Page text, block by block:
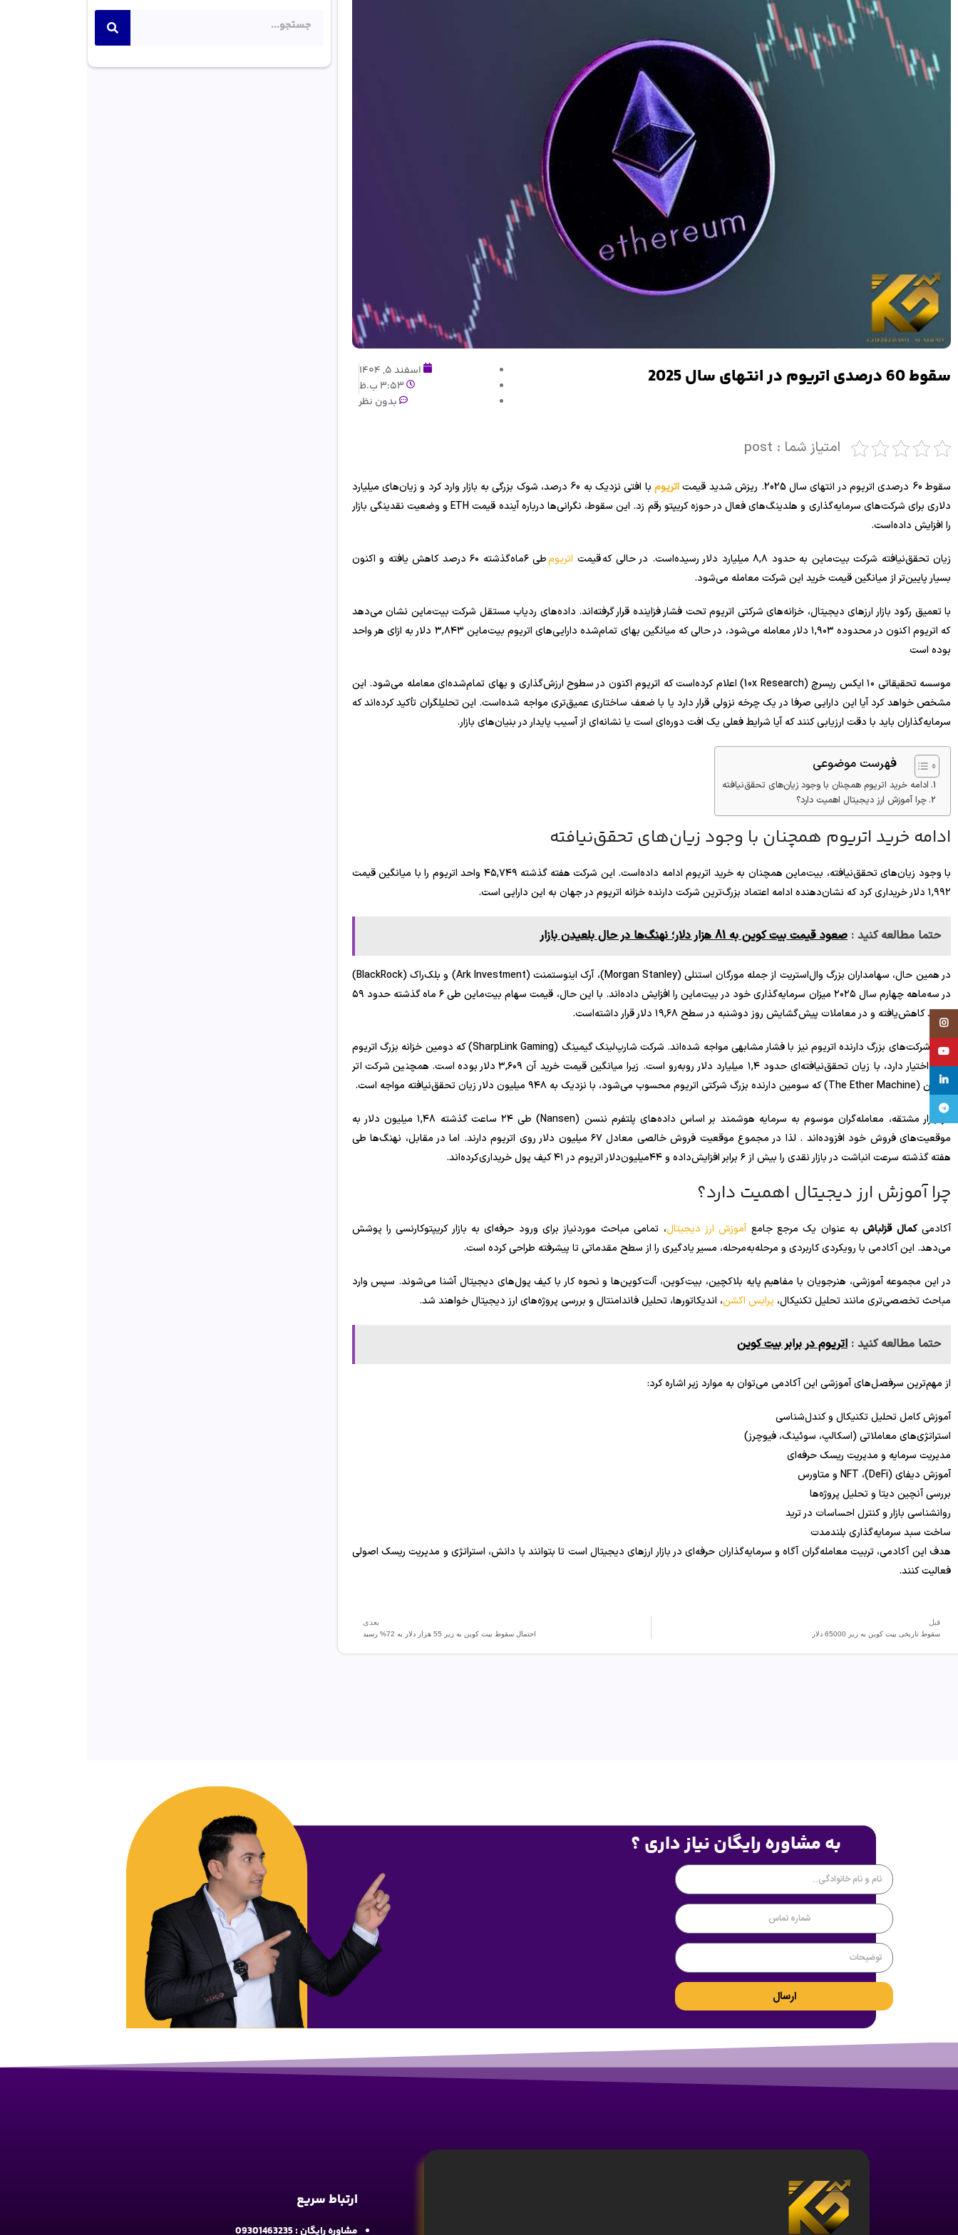
سقوط 60 درصدی اتریوم در انتهای سال 2025
اسفند 5, 1404
3:53 ب.ظ
بدون نظر
امتیاز شما : post
سقوط 60 درصدی اتریوم در انتهای سال 2025. ریزش شدید قیمت اتریوم
با افتی نزدیک به 60 درصد، شوک بزرگی به بازار وارد کرد و زیان‌های میلیارد
دلاری برای شرکت‌های سرمایه‌گذاری و هلدینگ‌های فعال در حوزه کریپتو رقم زد. این سقوط، نگرانی‌ها درباره آینده قیمت ETH و وضعیت نقدینگی بازار
را افزایش داده‌است.
زیان تحقق‌نیافته شرکت بیت‌ماین به حدود ۸,۸ میلیارد دلار رسیده‌است. در حالی که قیمت اتریوم
طی ۶ماه‌گذشته ۶۰ درصد کاهش یافته و اکنون
بسیار پایین‌تر از میانگین قیمت خرید این شرکت معامله می‌شود.
با تعمیق رکود بازار ارزهای دیجیتال، خزانه‌های شرکتی اتریوم تحت فشار فزاینده قرار گرفته‌اند. داده‌های ردیاب مستقل شرکت بیت‌ماین‌ نشان می‌دهد
که اتریوم اکنون در محدوده ۱,۹۰۳ دلار معامله می‌شود، در حالی که میانگین بهای تمام‌شده دارایی‌های اتریوم بیت‌ماین ۳,۸۴۳ دلار به ازای هر واحد
بوده است
موسسه تحقیقاتی ۱۰ ایکس ریسرچ (10x Research) اعلام کرده‌است که اتریوم اکنون در سطوح ارزش‌گذاری و بهای تمام‌شده‌ای معامله می‌شود. این
مشخص خواهد کرد آیا این دارایی صرفا در یک چرخه نزولی قرار دارد یا با ضعف ساختاری عمیق‌تری مواجه شده‌است. این تحلیلگران تأکید کرده‌اند که
سرمایه‌گذاران باید با دقت ارزیابی کنند که آیا شرایط فعلی یک افت دوره‌ای است یا نشانه‌ای از آسیب پایدار در بنیان‌های بازار.
فهرست موضوعی
ادامه خرید اتریوم همچنان با وجود زیان‌های تحقق‌نیافته
چرا آموزش ارز دیجیتال اهمیت دارد؟
ادامه خرید اتریوم همچنان با وجود زیان‌های تحقق‌نیافته
با وجود زیان‌های تحقق‌نیافته، بیت‌ماین همچنان به خرید اتریوم ادامه داده‌است. این شرکت هفته گذشته ۴۵,۷۴۹ واحد اتریوم را با میانگین قیمت
۱,۹۹۲ دلار خریداری کرد که نشان‌دهنده ادامه اعتماد بزرگ‌ترین شرکت دارنده خزانه اتریوم در جهان به این دارایی است.
حتما مطالعه کنید : صعود قیمت بیت‌ کوین به 81 هزار دلار؛ نهنگ‌ها در حال بلعیدن بازار
در همین حال، سهامداران بزرگ وال‌استریت از جمله مورگان استنلی (Morgan Stanley)، آرک اینوستمنت (Ark Investment) و بلک‌راک (BlackRock)
در سه‌ماهه چهارم سال ۲۰۲۵ میزان سرمایه‌گذاری خود در بیت‌ماین را افزایش داده‌اند. با این حال، قیمت سهام بیت‌ماین طی ۶ ماه گذشته حدود ۵۹
درصد کاهش‌یافته و در معاملات پیش‌گشایش روز دوشنبه در سطح ۱۹,۶۸ دلار قرار داشته‌است.
سایر شرکت‌های بزرگ دارنده اتریوم نیز با فشار مشابهی مواجه شده‌اند. شرکت شارپ‌لینک گیمینگ (SharpLink Gaming) که دومین خزانه بزرگ اتریوم
را در اختیار دارد، با زیان تحقق‌نیافته‌ای حدود ۱,۴ میلیارد دلار روبه‌رو است. زیرا میانگین قیمت خرید آن ۳,۶۰۹ دلار بوده است. همچنین شرکت اتر
ماشین (The Ether Machine) که سومین دارنده بزرگ شرکتی اتریوم محسوب می‌شود، با نزدیک به ۹۴۸ میلیون دلار زیان تحقق‌نیافته مواجه است.
در بازار مشتقه، معامله‌گران موسوم به سرمایه هوشمند بر اساس داده‌های پلتفرم ننسن (Nansen) طی ۲۴ ساعت گذشته ۱,۴۸ میلیون دلار به
موقعیت‌های فروش خود افزوده‌اند . لذا در مجموع موقعیت فروش خالصی معادل ۶۷ میلیون دلار روی اتریوم دارند. اما در مقابل، نهنگ‌ها طی
هفته گذشته سرعت انباشت در بازار نقدی را بیش از ۶ برابر افزایش‌داده و ۴۴‌میلیون‌دلار اتریوم در ۴۱ کیف پول خریداری‌کرده‌اند.
چرا آموزش ارز دیجیتال اهمیت دارد؟
آکادمیکمال قزلباشبه عنوان یک مرجع جامع آموزش ارز دیجیتال، تمامی مباحث موردنیاز برای ورود حرفه‌ای به بازار کریپتوکارنسی را پوشش
می‌دهد. این آکادمی با رویکردی کاربردی و مرحله‌به‌مرحله، مسیر یادگیری را از سطح مقدماتی تا پیشرفته طراحی کرده است.
در این مجموعه آموزشی، هنرجویان با مفاهیم پایه بلاکچین، بیت‌کوین، آلت‌کوین‌ها و نحوه کار با کیف پول‌های دیجیتال آشنا می‌شوند. سپس وارد
مباحث تخصصی‌تری مانند تحلیل تکنیکال، پرایس اکشن، اندیکاتورها، تحلیل فاندامنتال و بررسی پروژه‌های ارز دیجیتال خواهند شد.
حتما مطالعه کنید : اتریوم در برابر بیت کوین
از مهم‌ترین سرفصل‌های آموزشی این آکادمی می‌توان به موارد زیر اشاره کرد:
آموزش کامل تحلیل تکنیکال و کندل‌شناسی
استراتژی‌های معاملاتی (اسکالپ، سوئینگ، فیوچرز)
مدیریت سرمایه و مدیریت ریسک حرفه‌ای
آموزش دیفای (DeFi)، NFT و متاورس
بررسی آنچین دیتا و تحلیل پروژه‌ها
روانشناسی بازار و کنترل احساسات در ترید
ساخت سبد سرمایه‌گذاری بلندمدت
هدف این آکادمی، تربیت معامله‌گران آگاه و سرمایه‌گذاران حرفه‌ای در بازار ارزهای دیجیتال است تا بتوانند با دانش، استراتژی و مدیریت ریسک اصولی
فعالیت کنند.
قبل
سقوط تاریخی بیت کوین به زیر 65000 دلار
بعدی
احتمال سقوط بیت‌ کوین به زیر 55 هزار دلار به 72% رسید
به مشاوره رایگان نیاز داری ؟
ارسال
ارتباط سریع
مشاوره رایگان : 09301463235
Instagram
YouTube
linkedin